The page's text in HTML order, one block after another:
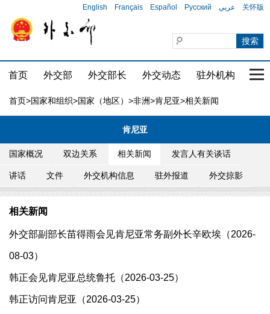
English Français Español Русский عربي 关怀版
首页 外交部 外交部长 外交动态 驻外机构 国
首页>国家和组织>国家（地区） >非洲>肯尼亚>相关新闻
肯尼亚
国家概况 双边关系 相关新闻 发言人有关谈话
讲话 文件 外交机构信息 驻外报道 外交掠影
相关新闻
外交部副部长苗得雨会见肯尼亚常务副外长辛欧埃（2026-
08-03）
韩正会见肯尼亚总统鲁托（2026-03-25）
韩正访问肯尼亚（2026-03-25）